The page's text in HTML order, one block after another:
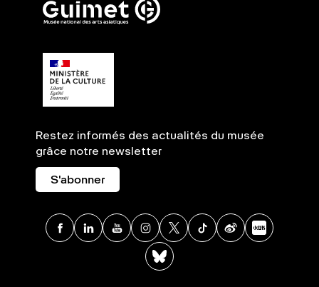
Restez informés des actualités du musée
grâce notre newsletter
S'abonner
Facebook
LinkedinYoutubeInstagram
X TikTokWeibo